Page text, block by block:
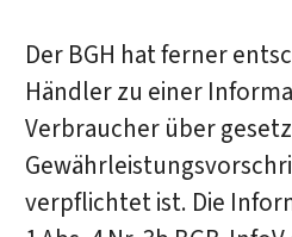
Der BGH hat ferner
Händler zu einer
Verbraucher über
verpflichtet ist. Die